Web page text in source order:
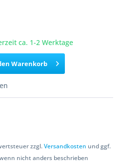
ca. 1-2 Werktage
Warenkorb
zzgl.Versandkosten und ggf.
nicht anders beschrieben